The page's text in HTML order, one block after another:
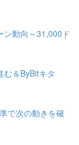
ン動向～31,000ド
＆ByBitキタ
で次の動きを確